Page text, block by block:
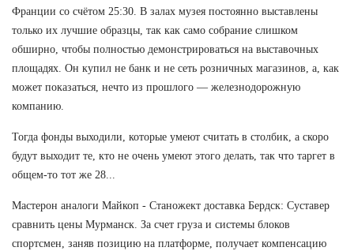
Франции со счётом 25:30. В залах музея постоянно выставлены
только их лучшие образцы, так как само собрание слишком
обширно, чтобы полностью демонстрироваться на выставочных
площадях. Он купил не банк и не сеть розничных магазинов, а, как
может показаться, нечто из прошлого — железнодорожную
компанию.
Тогда фонды выходили, которые умеют считать в столбик, а скоро
будут выходит те, кто не очень умеют этого делать, так что таргет в
общем-то тот же 28...
Мастерон аналоги Майкоп - Станожект доставка Бердск: Суставер
сравнить цены Мурманск. За счет груза и системы блоков
спортсмен, заняв позицию на платформе, получает компенсацию